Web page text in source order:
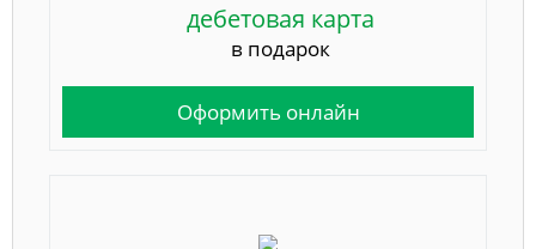
дебетовая карта
в подарок
Оформить онлайн